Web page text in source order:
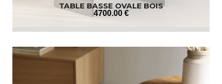
TABLE BASSE OVALE BOIS
4700.00 €